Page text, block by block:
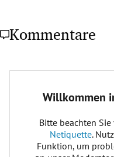
Kommentare